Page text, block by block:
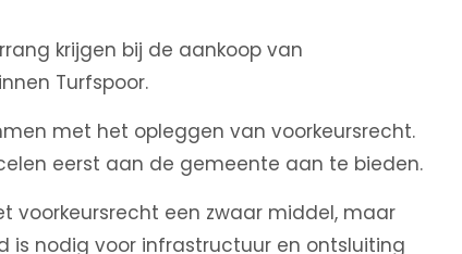
krijgen bij de aankoop van
Turfspoor.
met het opleggen van voorkeursrecht.
eerst aan de gemeente aan te bieden.
voorkeursrecht een zwaar middel, maar
is nodig voor infrastructuur en ontsluiting